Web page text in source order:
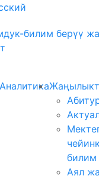
билим берүү
Аналитика
билим
Аял